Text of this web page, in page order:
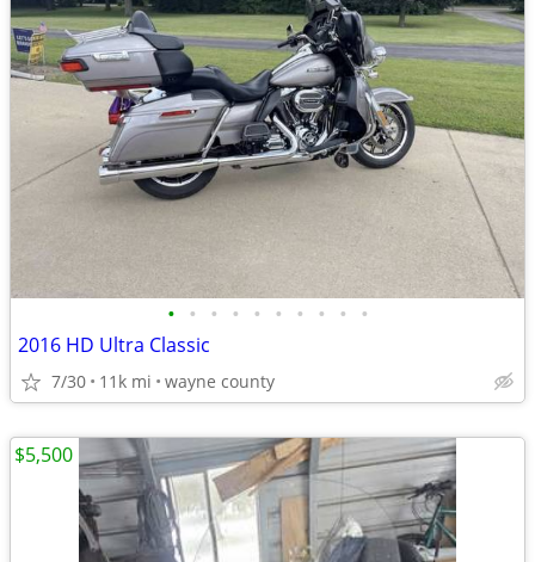
• • • • • • • • • •
2016 HD Ultra Classic
7/30 11k mi wayne county
$5,500